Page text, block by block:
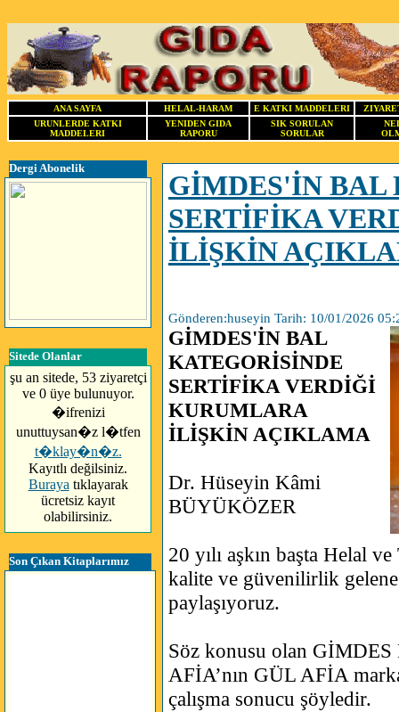
ANA SAYFA HELAL-HARAM E KATKI MADDELERI
URUNLERDE KATKI
MADDELERI
YENIDEN GIDA
RAPORU
SIK SORULAN
SORULAR
Dergi Abonelik
Sitede Olanlar
şu an sitede, 53 ziyaretçi
ve 0 üye bulunuyor.
�ifrenizi
unuttuysan�z l�tfen
t�klay�n�z.
Kayıtlı değilsiniz.
Buraya tıklayarak
ücretsiz kayıt
olabilirsiniz.
Son Çıkan Kitaplarımız
GİMDES'İN BAL
SERTİFİKA
İLİŞKİN
Gönderen:huseyin Tarih: 10/01/2026
GİMDES'İN BAL
KATEGORİSİNDE
SERTİFİKA VERDİĞİ
KURUMLARA
İLİŞKİN AÇIKLAMA
Dr. Hüseyin Kâmi
BÜYÜKÖZER
20 yılı aşkın başta Helal
kalite ve güvenilirlik
paylaşıyoruz.
Söz konusu olan GİMDES
AFİA’nın GÜL AFİA
çalışma sonucu şöyledir.